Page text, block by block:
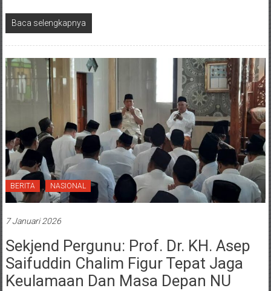
Baca selengkapnya
BERITA NASIONAL
7 Januari 2026
Sekjend Pergunu: Prof. Dr. KH. Asep
Saifuddin Chalim Figur Tepat Jaga
Keulamaan Dan Masa Depan NU